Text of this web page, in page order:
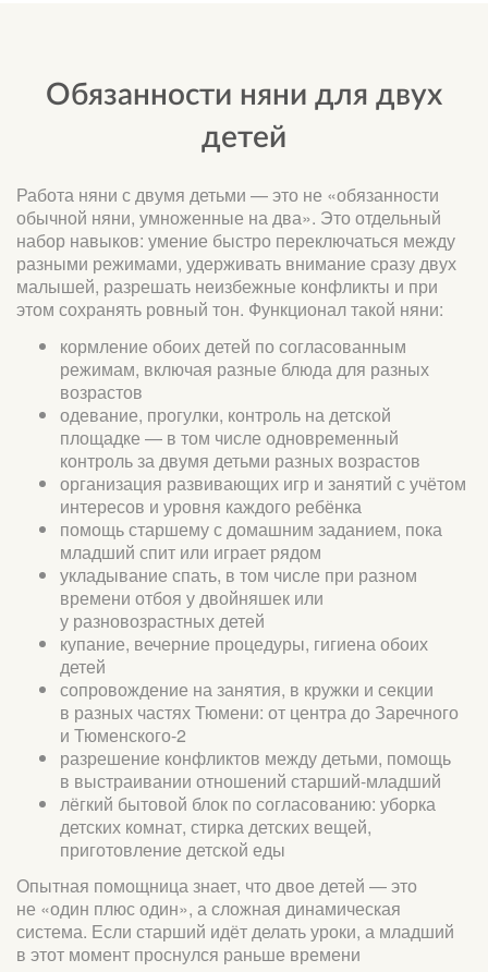
Обязанности няни для двух
детей
Работа няни с двумя детьми — это не «обязанности
обычной няни, умноженные на два». Это отдельный
набор навыков: умение быстро переключаться между
разными режимами, удерживать внимание сразу двух
малышей, разрешать неизбежные конфликты и при
этом сохранять ровный тон. Функционал такой няни:
кормление обоих детей по согласованным
режимам, включая разные блюда для разных
возрастов
одевание, прогулки, контроль на детской
площадке — в том числе одновременный
контроль за двумя детьми разных возрастов
организация развивающих игр и занятий с учётом
интересов и уровня каждого ребёнка
помощь старшему с домашним заданием, пока
младший спит или играет рядом
укладывание спать, в том числе при разном
времени отбоя у двойняшек или
у разновозрастных детей
купание, вечерние процедуры, гигиена обоих
детей
сопровождение на занятия, в кружки и секции
в разных частях Тюмени: от центра до Заречного
и Тюменского-2
разрешение конфликтов между детьми, помощь
в выстраивании отношений старший-младший
лёгкий бытовой блок по согласованию: уборка
детских комнат, стирка детских вещей,
приготовление детской еды
Опытная помощница знает, что двое детей — это
не «один плюс один», а сложная динамическая
система. Если старший идёт делать уроки, а младший
в этот момент проснулся раньше времени